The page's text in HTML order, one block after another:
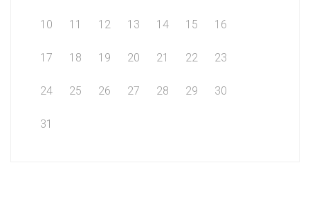
10 11 12 13 14 15 16
17 18 19 20 21 22 23
24 25 26 27 28 29 30
31